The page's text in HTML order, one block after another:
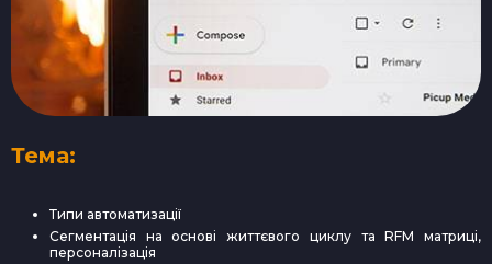
Тема:
Типи автоматизації
Сегментація на основі життєвого циклу та RFM матриці,
персоналізація